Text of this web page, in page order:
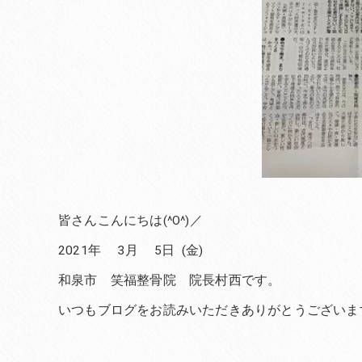
皆さんこんにちは(^O^)／
2021年 3月 5日 (金)
和泉市 笑福整骨院 院長村西です。
いつもブログをお読みいただきありがとうござい